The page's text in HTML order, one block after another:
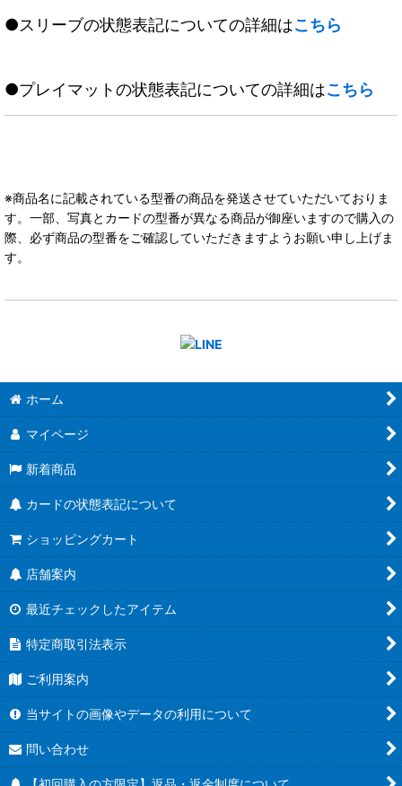
●スリーブの状態表記についての詳細はこちら
●プレイマットの状態表記についての詳細はこちら
※商品名に記載されている型番の商品を発送させていただいておりま
す。一部、写真とカードの型番が異なる商品が御座いますので購入の
際、必ず商品の型番をご確認していただきますようお願い申し上げま
す。
ホーム
マイページ
新着商品
カードの状態表記について
ショッピングカート
店舗案内
最近チェックしたアイテム
特定商取引法表示
ご利用案内
当サイトの画像やデータの利用について
問い合わせ